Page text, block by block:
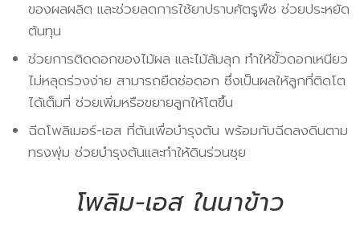
ของผลผลิต และช่วยลดการใช้ยาปราบศัตรูพืช ช่วยประหยัด
ต้นทุน
ช่วยการติดดอกของไม้ผล และไม้ล้มลุก ทำให้ขั้วดอกเหนียว
ไม่หลุดร่วงง่าย สามารถยืดช่อดอก ซึ่งเป็นผลให้ลูกที่ติดโต
ได้เต็มที่ ช่วยเพิ่มหรือขยายลูกให้โตขึ้น
ฉีดโพลิเมอร์-เอส ที่ต้นเพื่อบำรุงต้น พร้อมกับฉีดลงดินตาม
ทรงพุ่ม ช่วยบำรุงต้นและทำให้ดินร่วนซุย
โพลิม-เอส ในนาข้าว